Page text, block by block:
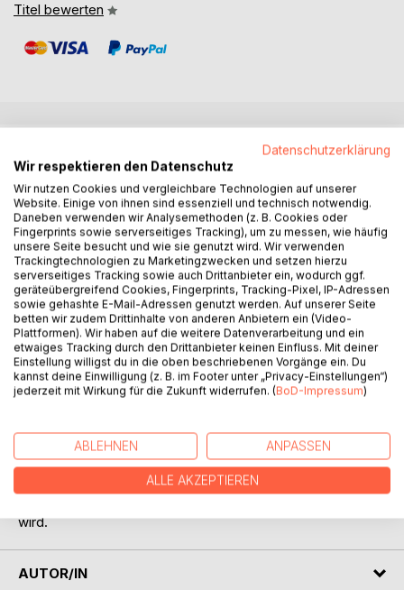
Titel bewerten
Die Begegnung mit ihrem Exverlobten erweckt in Linda alte
Sehnsüchte und neue Zweifel an ihrer abgestandenen Ehe.
Und eine rätselhafte Erkrankung ruft in ihr abergläubische
Ängste hervor. Sie hegt einen unerhörten Verdacht: Dem
Schlamassel muss ein Fluch zugrunde liegen. Steckt ihre
herrschsüchtige Mutter dahinter, zu der Linda alle
Verbindungen gekappt hat? Und was soll sie von dem
Orientalisten Holger halten, ihrem neuen Verehrer, der im
Fokus einer Mordermittlung steht und in dessen Haus es
angeblich spukt? Dunkle Mächte scheinen sich gegen die
Kleinstadtidylle verschworen zu haben. Eine resolute
Obsessionen.
Ein Roman über Kontaktabbruch, Sprachlosigkeit und die
beklemmende Leere, die zurückbleibt, wenn die
wird.
AUTOR/IN
Datenschutzerklärung
Wir respektieren den Datenschutz
Wir nutzen Cookies und vergleichbare Technologien auf unserer
Website. Einige von ihnen sind essenziell und technisch notwendig.
Daneben verwenden wir Analysemethoden (z. B. Cookies oder
Fingerprints sowie serverseitiges Tracking), um zu messen, wie häufig
unsere Seite besucht und wie sie genutzt wird. Wir verwenden
Trackingtechnologien zu Marketingzwecken und setzen hierzu
serverseitiges Tracking sowie auch Drittanbieter ein, wodurch ggf.
geräteübergreifend Cookies, Fingerprints, Tracking-Pixel, IP-Adressen
sowie gehashte E-Mail-Adressen genutzt werden. Auf unserer Seite
betten wir zudem Drittinhalte von anderen Anbietern ein (Video-
Plattformen). Wir haben auf die weitere Datenverarbeitung und ein
etwaiges Tracking durch den Drittanbieter keinen Einfluss. Mit deiner
Einstellung willigst du in die oben beschriebenen Vorgänge ein. Du
kannst deine Einwilligung (z. B. im Footer unter „Privacy-Einstellungen“)
jederzeit mit Wirkung für die Zukunft widerrufen. (BoD-Impressum)
ABLEHNEN ANPASSEN
ALLE AKZEPTIEREN